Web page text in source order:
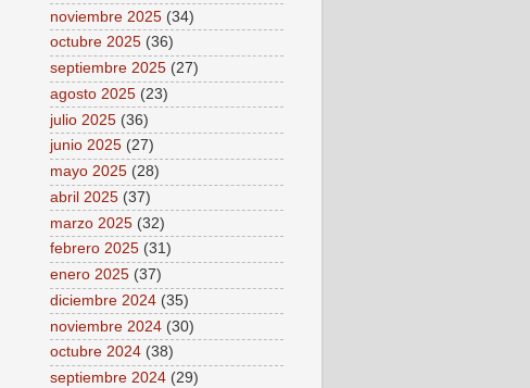
noviembre 2025 (34)
octubre 2025 (36)
septiembre 2025 (27)
agosto 2025 (23)
julio 2025 (36)
junio 2025 (27)
mayo 2025 (28)
abril 2025 (37)
marzo 2025 (32)
febrero 2025 (31)
enero 2025 (37)
diciembre 2024 (35)
noviembre 2024 (30)
octubre 2024 (38)
septiembre 2024 (29)